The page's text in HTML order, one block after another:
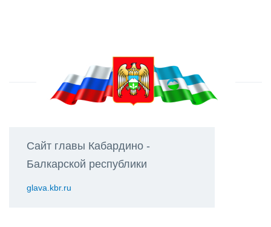
Сайт главы Кабардино -
Балкарской республики
glava.kbr.ru